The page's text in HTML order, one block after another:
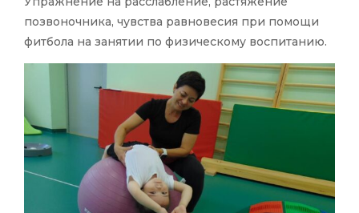
позвоночника, чувства равновесия при помощи
фитбола на занятии по физическому воспитанию.